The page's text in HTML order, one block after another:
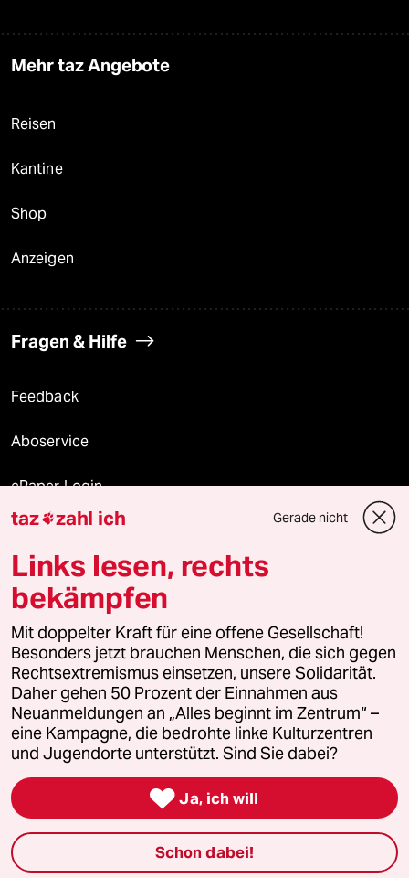
Mehr taz Angebote
Reisen
Kantine
Shop
Anzeigen
Fragen & Hilfe
Feedback
Aboservice
ePaper Login
Downloads für Abonnierende
© 2026 taz Verlags und Vertriebs GmbH
Alle Rechte vorbehalten. Bei rechtlichen Fragen oder für Genehmigungen
wenden Sie sich bitte an
lizenzen@taz.de
Feedback Redaktionsstatut Kommune-Richtlinien
Leitlinie Informant Datenschutz Impressum AGB
Seitenwende Einwilligungen widerrufen (Ads)
taz zahl ich Gerade nicht
Links lesen, rechts
bekämpfen
Mit doppelter Kraft für eine offene Gesellschaft!
Besonders jetzt brauchen Menschen, die sich gegen
Rechtsextremismus einsetzen, unsere Solidarität.
Daher gehen 50 Prozent der Einnahmen aus
Neuanmeldungen an „Alles beginnt im Zentrum“ –
eine Kampagne, die bedrohte linke Kulturzentren
und Jugendorte unterstützt. Sind Sie dabei?
 Ja, ich will
Schon dabei!